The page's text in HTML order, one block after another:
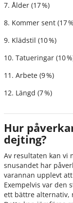
7. Ålder (17 %)
8. Kommer sent (17
9. Klädstil (10 %)
10. Tatueringar (10
11. Arbete (9 %)
12. Längd (7 %)
Hur
dejting?
Av resultaten kan vi
snusandet har
varannan upplevt
Exempelvis var den
ett bättre alternativ,